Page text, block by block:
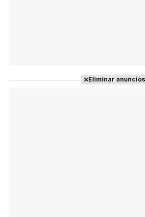
Eliminar anuncios